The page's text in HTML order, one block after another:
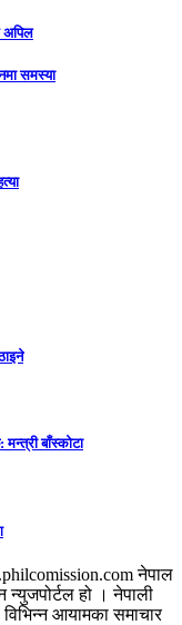
अपिल
समस्या
बाँस्कोटा
नेपाल
न्युजपोर्टल हो । नेपाली
विभिन्न आयामका समाचार